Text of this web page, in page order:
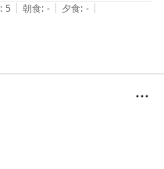
: 5 | 朝食: - | 夕食: - |